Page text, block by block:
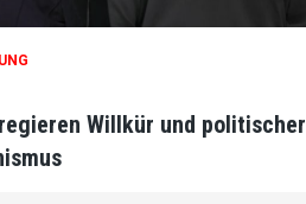
Willkür und politischer